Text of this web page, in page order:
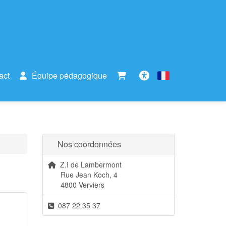
Équipe pédagogique
Français
Nos coordonnées
Z.I de Lambermont
Rue Jean Koch, 4
4800 Verviers
087 22 35 37